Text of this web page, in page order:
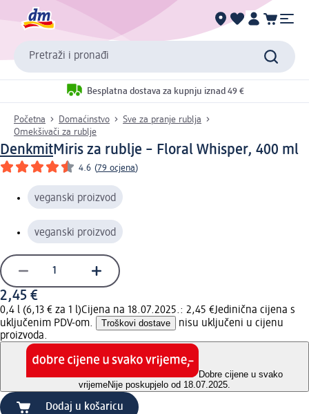
Pretraži i pronađi
Besplatna dostava za kupnju iznad 49 €
Početna Domaćinstvo
Sve za pranje rublja
Omekšivači za rublje
DenkmitMiris za rublje – Floral Whisper, 400 ml
4.6 (79 ocjena)
veganski proizvod
veganski proizvod
2,45 €
0,4 l (6,13 € za 1 l)Cijena na 18.07.2025.: 2,45 €Jedinična cijena s
uključenim PDV-om.
Troškovi dostave
nisu uključeni u cijenu
proizvoda.
Dobre cijene u svako
vrijemeNije poskupjelo od 18.07.2025.
Dodaj u košaricu